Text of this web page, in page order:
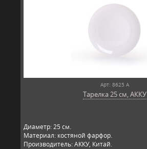
Арт: 8625 А
Тарелка 25 см, АККУ
Диаметр: 25 см.
Материал: костяной фарфор.
Производитель: АККУ, Китай.